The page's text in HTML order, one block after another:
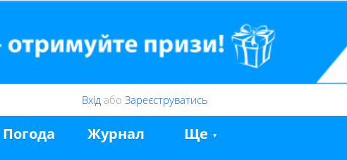
Вхід або Зареєструватись
Погода Журнал Ще